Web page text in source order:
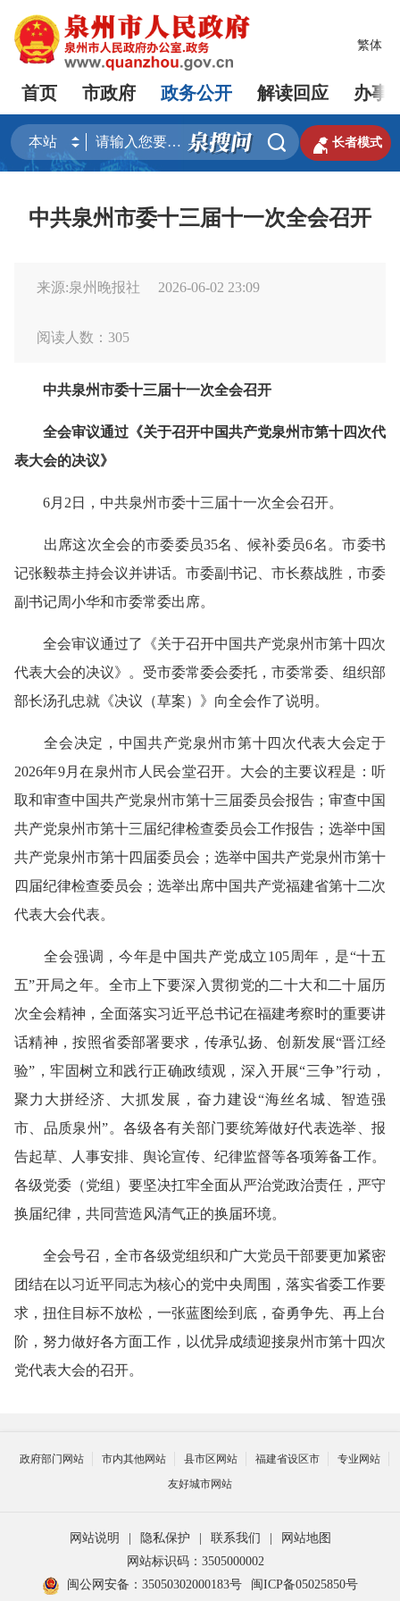
繁体
首页 市政府 政务公开 解读回应 办事
  长者模式
中共泉州市委十三届十一次全会召开
来源:泉州晚报社 2026-06-02 23:09
阅读人数： 305
中共泉州市委十三届十一次全会召开
全会审议通过《关于召开中国共产党泉州市第十四次代
表大会的决议》
6月2日，中共泉州市委十三届十一次全会召开。
出席这次全会的市委委员35名、候补委员6名。市委书
记张毅恭主持会议并讲话。市委副书记、市长蔡战胜，市委
副书记周小华和市委常委出席。
全会审议通过了《关于召开中国共产党泉州市第十四次
代表大会的决议》。受市委常委会委托，市委常委、组织部
部长汤孔忠就《决议（草案）》向全会作了说明。
全会决定，中国共产党泉州市第十四次代表大会定于
2026年9月在泉州市人民会堂召开。大会的主要议程是：听
取和审查中国共产党泉州市第十三届委员会报告；审查中国
共产党泉州市第十三届纪律检查委员会工作报告；选举中国
共产党泉州市第十四届委员会；选举中国共产党泉州市第十
四届纪律检查委员会；选举出席中国共产党福建省第十二次
代表大会代表。
全会强调，今年是中国共产党成立105周年，是“十五
五”开局之年。全市上下要深入贯彻党的二十大和二十届历
次全会精神，全面落实习近平总书记在福建考察时的重要讲
话精神，按照省委部署要求，传承弘扬、创新发展“晋江经
验”，牢固树立和践行正确政绩观，深入开展“三争”行动，
聚力大拼经济、大抓发展，奋力建设“海丝名城、智造强
市、品质泉州”。各级各有关部门要统筹做好代表选举、报
告起草、人事安排、舆论宣传、纪律监督等各项筹备工作。
各级党委（党组）要坚决扛牢全面从严治党政治责任，严守
换届纪律，共同营造风清气正的换届环境。
全会号召，全市各级党组织和广大党员干部要更加紧密
团结在以习近平同志为核心的党中央周围，落实省委工作要
求，扭住目标不放松，一张蓝图绘到底，奋勇争先、再上台
阶，努力做好各方面工作，以优异成绩迎接泉州市第十四次
党代表大会的召开。
政府部门网站 市内其他网站 县市区网站 福建省设区市
专业网站
友好城市网站
网站说明 隐私保护 联系我们
网站地图
网站标识码：3505000002
闽公网安备：35050302000183号
闽ICP备05025850号